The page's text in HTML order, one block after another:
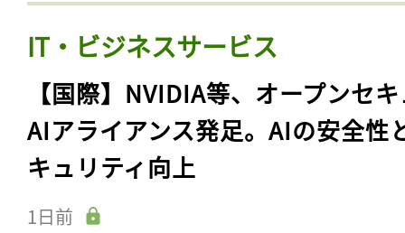
IT・ビジネスサービス
【国際】NVIDIA等、オープンセ
AIアライアンス発足。AIの安全性
キュリティ向上
1日前